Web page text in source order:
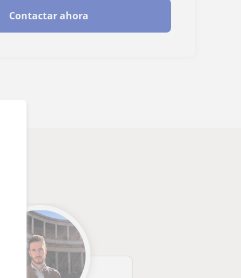
Contactar ahora